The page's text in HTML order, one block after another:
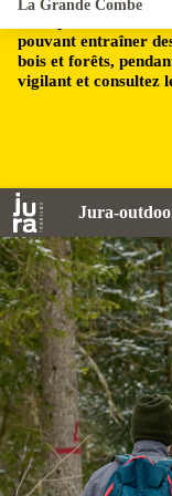
pouvant entraîner
bois et forêts,
vigilant et consultez
Jura-
La Grande Combe